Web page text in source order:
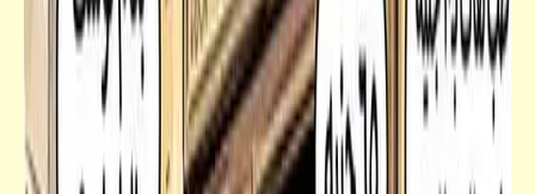
كتالوجنا
داخلين على راس السنة .. استعدوا